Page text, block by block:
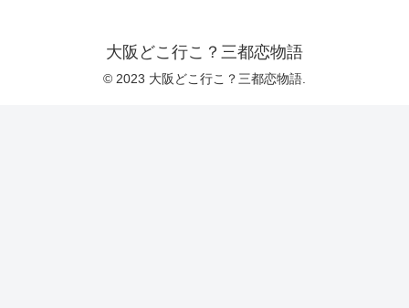
大阪どこ行こ？三都恋物語
© 2023 大阪どこ行こ？三都恋物語.